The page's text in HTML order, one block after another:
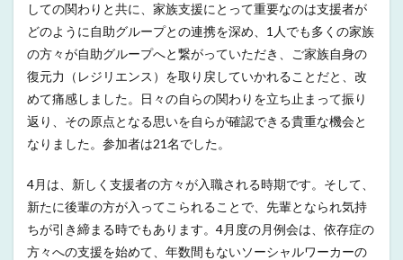
しての関わりと共に、家族支援にとって重要なのは支援者が
どのように自助グループとの連携を深め、1人でも多くの家族
の方々が自助グループへと繋がっていただき、ご家族自身の
復元力（レジリエンス）を取り戻していかれることだと、改
めて痛感しました。日々の自らの関わりを立ち止まって振り
返り、その原点となる思いを自らが確認できる貴重な機会と
なりました。参加者は21名でした。
4月は、新しく支援者の方々が入職される時期です。そして、
新たに後輩の方が入ってこられることで、先輩となられ気持
ちが引き締まる時でもあります。4月度の月例会は、依存症の
方々への支援を始めて、年数間もないソーシャルワーカーの